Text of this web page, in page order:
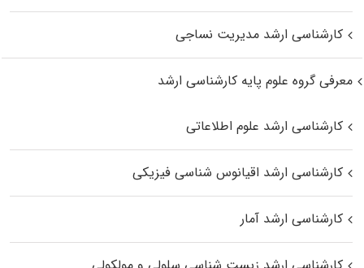
کارشناسی ارشد مدیریت نساجی
معرفی گروه علوم پایه کارشناسی ارشد
کارشناسی ارشد علوم اطلاعاتی
کارشناسی ارشد اقیانوس‌ شناسی فیزیکی
کارشناسی ارشد آمار